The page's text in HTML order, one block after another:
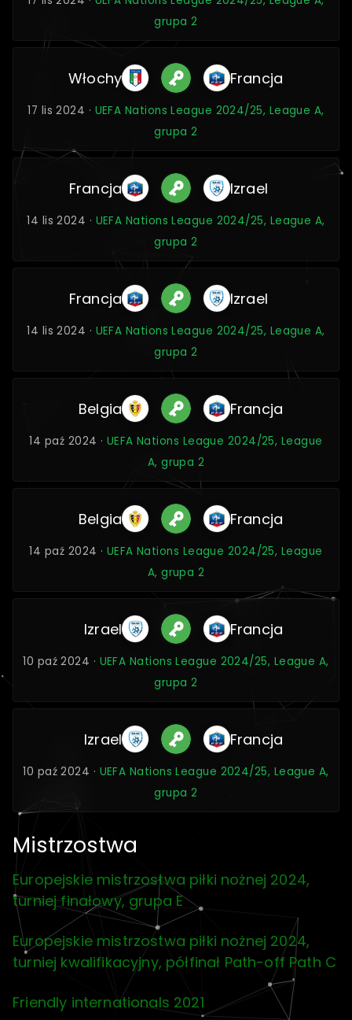
grupa 2
Włochy Francja
17 lis 2024 · UEFA Nations League 2024/25, League A,
grupa 2
Francja Izrael
14 lis 2024 · UEFA Nations League 2024/25, League A,
grupa 2
Francja Izrael
14 lis 2024 · UEFA Nations League 2024/25, League A,
grupa 2
Belgia Francja
14 paź 2024 · UEFA Nations League 2024/25, League
A, grupa 2
Belgia Francja
14 paź 2024 · UEFA Nations League 2024/25, League
A, grupa 2
Izrael Francja
10 paź 2024 · UEFA Nations League 2024/25, League A,
grupa 2
Izrael Francja
10 paź 2024 · UEFA Nations League 2024/25, League A,
grupa 2
Mistrzostwa
Europejskie mistrzostwa piłki nożnej 2024,
turniej finałowy, grupa E
Europejskie mistrzostwa piłki nożnej 2024,
turniej kwalifikacyjny, półfinał Path-off Path C
Friendly internationals 2021